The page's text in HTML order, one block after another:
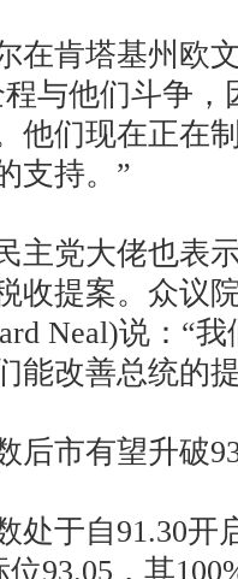
肯塔基州欧文
与他们斗争
他们现在正
支持。”
党大佬也表示
收提案。众议
Neal)说：“
能改善总统的
市有望升破
于自91.30开
位93.05，其